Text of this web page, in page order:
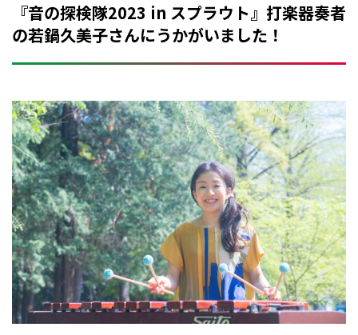
『音の探検隊2023 in スプラウト』打楽器奏者
の若鍋久美子さんにうかがいました！